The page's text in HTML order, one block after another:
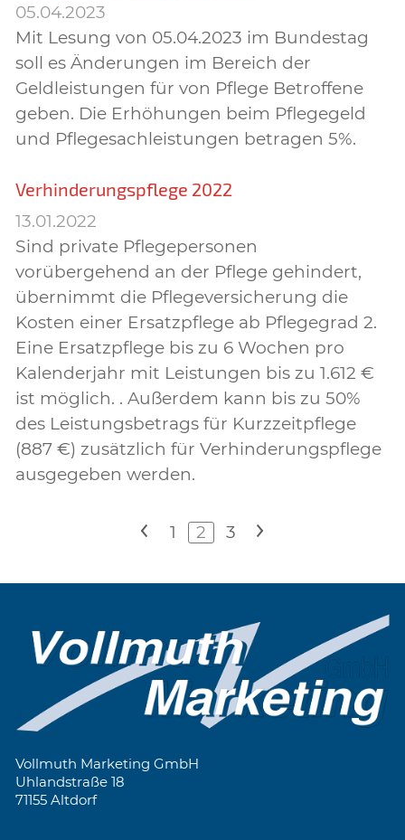
05.04.2023
Mit Lesung von 05.04.2023 im Bundestag
soll es Änderungen im Bereich der
Geldleistungen für von Pflege Betroffene
geben. Die Erhöhungen beim Pflegegeld
und Pflegesachleistungen betragen 5%.
Verhinderungspflege 2022
13.01.2022
Sind private Pflegepersonen
vorübergehend an der Pflege gehindert,
übernimmt die Pflegeversicherung die
Kosten einer Ersatzpflege ab Pflegegrad 2.
Eine Ersatzpflege bis zu 6 Wochen pro
Kalenderjahr mit Leistungen bis zu 1.612 €
ist möglich. . Außerdem kann bis zu 50%
des Leistungsbetrags für Kurzzeitpflege
(887 €) zusätzlich für Verhinderungspflege
ausgegeben werden.
< 1 2 3 >
Vollmuth Marketing GmbH
Uhlandstraße 18
71155 Altdorf